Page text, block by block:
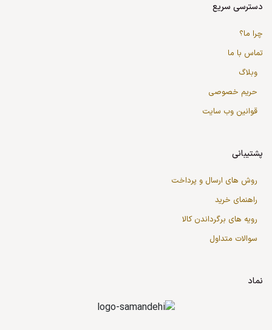
دسترسی سریع
چرا ما؟
تماس با ما
وبلاگ
حریم خصوصی
قوانین وب سایت
پشتیبانی
روش های ارسال و پرداخت
راهنمای خرید
رویه های برگرداندن کالا
سوالات متداول
نماد